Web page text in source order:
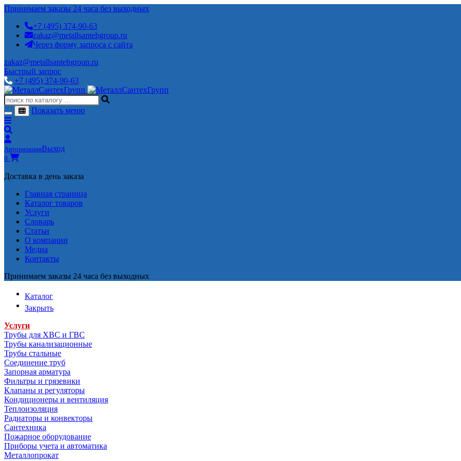
Принимаем заказы 24 часа без выходных
+7 (495) 374-90-63
zakaz@metallsantehgroup.ru
Через форму запроса с сайта
zakaz@metallsantehgroup.ru
Быстрый запрос
+7 (495) 374-90-63
Показать меню
АвторизацияВыход
0
Доставка в день заказа
Главная страница
Каталог товаров
Услуги
Словарь
Статьи
О компании
Медиа
Контакты
Принимаем заказы 24 часа без выходных
Каталог
Закрыть
Услуги
Трубы для ХВС и ГВС
Трубы канализационные
Трубы стальные
Соединение труб
Запорная арматура
Фильтры и грязевики
Клапаны и регуляторы
Кондиционеры и вентиляция
Теплоизоляция
Радиаторы и конвекторы
Сантехника
Пожарное оборудование
Приборы учета и автоматика
Металлопрокат